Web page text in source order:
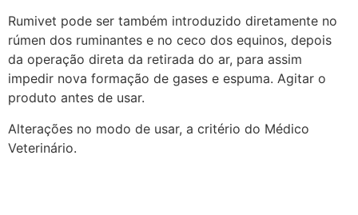
Rumivet pode ser também introduzido diretamente no
rúmen dos ruminantes e no ceco dos equinos, depois
da operação direta da retirada do ar, para assim
impedir nova formação de gases e espuma. Agitar o
produto antes de usar.
Alterações no modo de usar, a critério do Médico
Veterinário.